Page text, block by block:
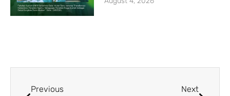
Previous Next